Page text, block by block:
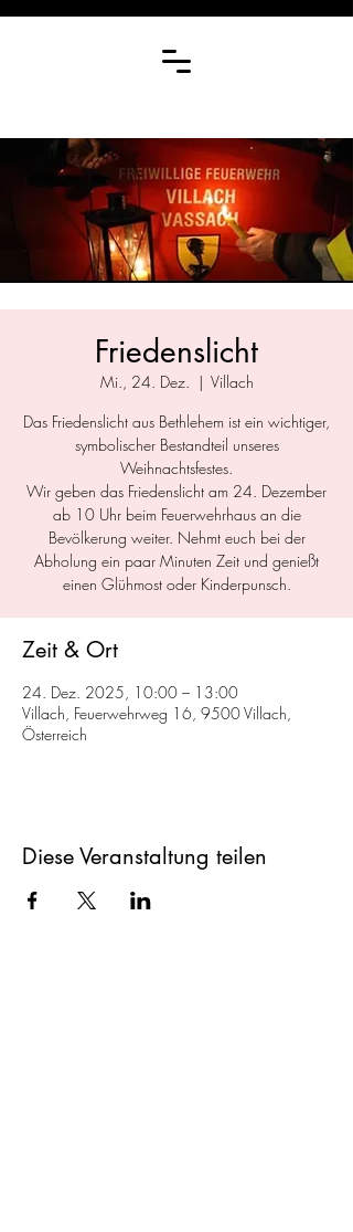
Friedenslicht
Mi., 24. Dez.
  |
Villach
Das Friedenslicht aus Bethlehem ist ein wichtiger,
symbolischer Bestandteil unseres
Weihnachtsfestes.
Wir geben das Friedenslicht am 24. Dezember
ab 10 Uhr beim Feuerwehrhaus an die
Bevölkerung weiter. Nehmt euch bei der
Abholung ein paar Minuten Zeit und genießt
einen Glühmost oder Kinderpunsch.
Zeit & Ort
24. Dez. 2025, 10:00 – 13:00
Villach, Feuerwehrweg 16, 9500 Villach,
Österreich
Diese Veranstaltung teilen